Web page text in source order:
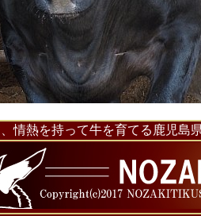
情熱を持って牛を育てる鹿児島